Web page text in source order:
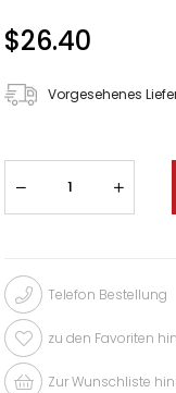
$26.40
Vorgesehenes
Telefon Bestellung
zu den Favoriten
Zur Wunschliste